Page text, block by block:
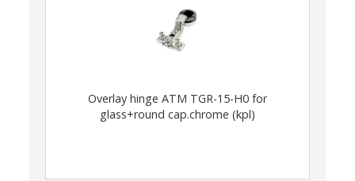
Overlay hinge ATM TGR-15-H0 for
glass+round cap.chrome (kpl)